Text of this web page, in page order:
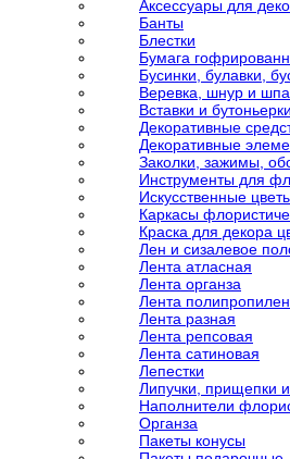
Аксессуары для
Банты
Блестки
Бумага
Бусинки, булавки,
Веревка, шнур и
Вставки и бутоньерки
Декоративные
Декоративные
Заколки, зажимы,
Инструменты для
Искусственные
Каркасы
Краска для декора
Лен и сизалевое
Лента атласная
Лента органза
Лента
Лента разная
Лента репсовая
Лента сатиновая
Лепестки
Липучки, прищепки
Наполнители
Органза
Пакеты конусы